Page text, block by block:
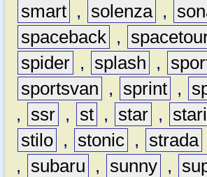
smart , solenza ,
spaceback ,
spider , splash ,
sportsvan
, sprint ,
,
ssr , st , star ,
stilo , stonic , strada
,
subaru , sunny ,